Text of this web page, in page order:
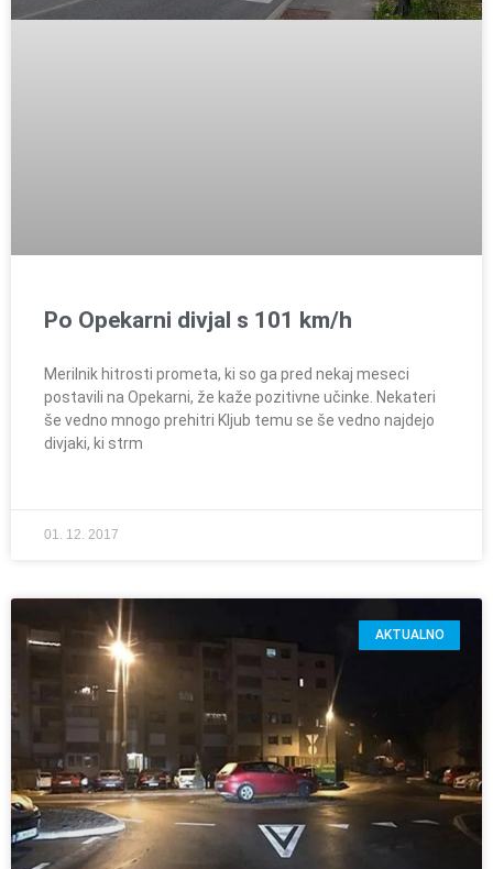
Po Opekarni divjal s 101 km/h
Merilnik hitrosti prometa, ki so ga pred nekaj meseci
postavili na Opekarni, že kaže pozitivne učinke. Nekateri
še vedno mnogo prehitri Kljub temu se še vedno najdejo
divjaki, ki strm
01. 12. 2017
AKTUALNO